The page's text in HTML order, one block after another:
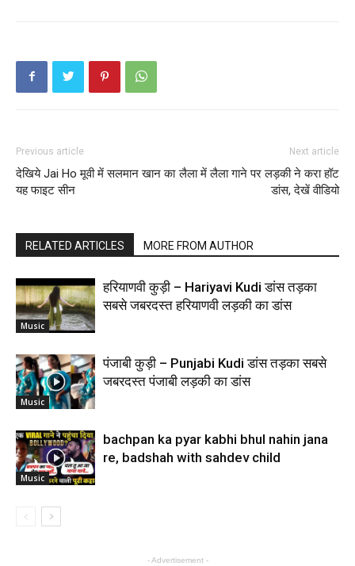
Previous article
देखिये Jai Ho मूवी में सलमान खान का
यह फाइट सीन
Next article
लैला में लैला गाने पर लड़की ने करा हॉट
डांस, देखें वीडियो
RELATED ARTICLES MORE FROM AUTHOR
Music
हरियाणवी कुड़ी – Hariyavi Kudi डांस तड़का
सबसे जबरदस्त हरियाणवी लड़की का डांस
Music
पंजाबी कुड़ी – Punjabi Kudi डांस तड़का सबसे
जबरदस्त पंजाबी लड़की का डांस
Music
bachpan ka pyar kabhi bhul nahin jana
re, badshah with sahdev child
- Advertisement -